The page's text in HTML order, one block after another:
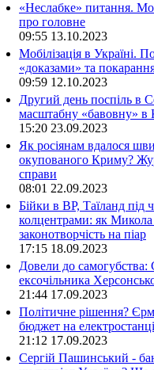
«Неслабке» питання.
про головне
09:55 13.10.2023
Мобілізація в Україні.
«доказами» та
09:59 12.10.2023
Другий день поспіль в
масштабну «бавовну» в
15:20 23.09.2023
Як росіянам вдалося
окупованого Криму?
справи
08:01 22.09.2023
Бійки в ВР, Таїланд під
колцентрами: як
законотворчість на піар
17:15 18.09.2023
Довели до самогубства:
ексочільника
21:44 17.09.2023
Політичне рішення?
бюджет на
21:12 17.09.2023
Сергій Пашинський -